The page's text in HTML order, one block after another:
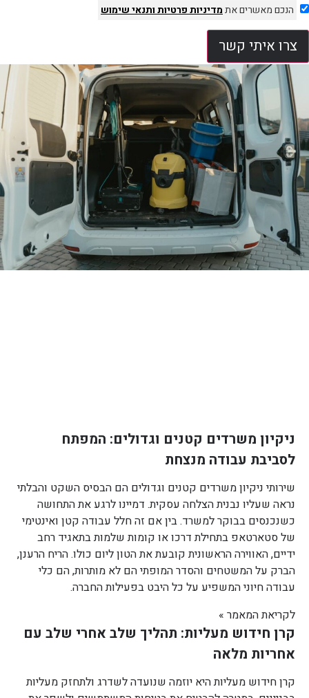
הנכם מאשרים אתמדיניות פרטיותותנאי שימוש
צרו איתי קשר
ניקיון משרדים קטנים וגדולים: המפתח
לסביבת עבודה מנצחת
שירותי ניקיון משרדים קטנים וגדולים הם הבסיס השקט והבלתי
נראה שעליו נבנית הצלחה עסקית. דמיינו לרגע את התחושה
כשנכנסים בבוקר למשרד. בין אם זה חלל עבודה קטן ואינטימי
של סטארטאפ בתחילת דרכו או קומות שלמות בתאגיד רחב
ידיים, האווירה הראשונית קובעת את הטון ליום כולו. הריח הרענן,
הברק על המשטחים והסדר המופתי הם לא מותרות, הם כלי
עבודה חיוני המשפיע על כל היבט בפעילות החברה.
לקריאת המאמר »
קרן חידוש מעליות: תהליך שלב אחרי שלב עם
אחריות מלאה
קרן חידוש מעליות היא יוזמה שנועדה לשדרג ולתחזק מעליות